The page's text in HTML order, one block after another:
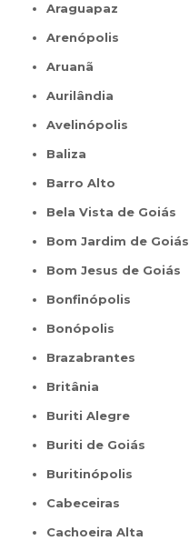
Araguapaz
Arenópolis
Aruanã
Aurilândia
Avelinópolis
Baliza
Barro Alto
Bela Vista de Goiás
Bom Jardim de Goiás
Bom Jesus de Goiás
Bonfinópolis
Bonópolis
Brazabrantes
Britânia
Buriti Alegre
Buriti de Goiás
Buritinópolis
Cabeceiras
Cachoeira Alta